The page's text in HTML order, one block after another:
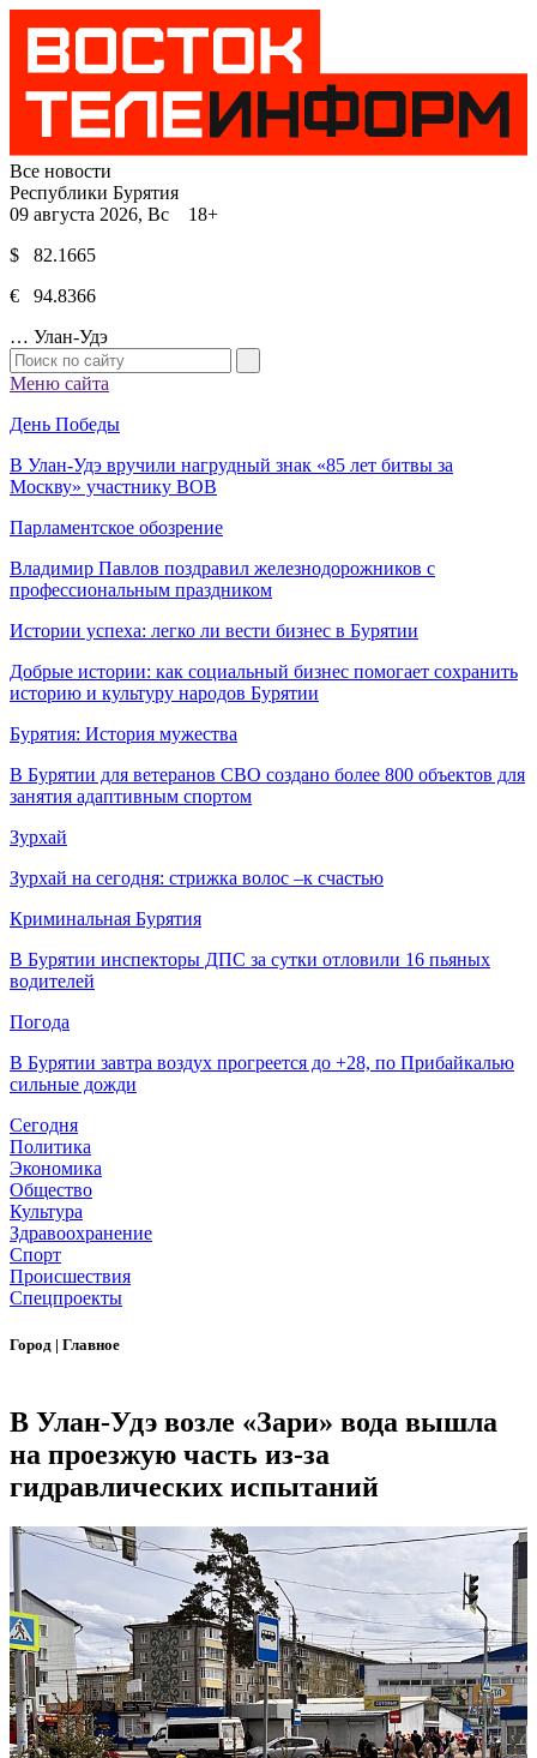
Все новости
Республики Бурятия
09 августа 2026, Вс 18+
$ 82.1665
€ 94.8366
… Улан-Удэ
Меню сайта
День Победы
В Улан-Удэ вручили нагрудный знак «85 лет битвы за
Москву» участнику ВОВ
Парламентское обозрение
Владимир Павлов поздравил железнодорожников с
профессиональным праздником
Истории успеха: легко ли вести бизнес в Бурятии
Добрые истории: как социальный бизнес помогает сохранить
историю и культуру народов Бурятии
Бурятия: История мужества
В Бурятии для ветеранов СВО создано более 800 объектов для
занятия адаптивным спортом
Зурхай
Зурхай на сегодня: стрижка волос –к счастью
Криминальная Бурятия
В Бурятии инспекторы ДПС за сутки отловили 16 пьяных
водителей
Погода
В Бурятии завтра воздух прогреется до +28, по Прибайкалью
сильные дожди
Сегодня
Политика
Экономика
Общество
Культура
Здравоохранение
Спорт
Происшествия
Спецпроекты
Город | Главное
В Улан-Удэ возле «Зари» вода вышла
на проезжую часть из-за
гидравлических испытаний